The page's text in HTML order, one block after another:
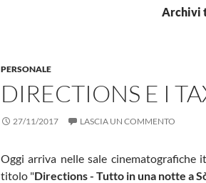
Archivi
PERSONALE
DIRECTIONS E I
27/11/2017 LASCIA UN COMMENTO
Oggi arriva nelle sale
titolo "Directions - Tutto in una notte a